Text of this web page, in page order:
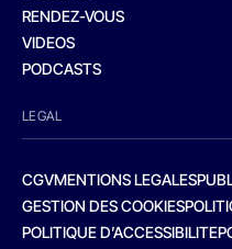
RENDEZ-VOUS
VIDEOS
PODCASTS
LEGAL
CGVMENTIONS LEGALES
GESTION DES COOKIES
POLITIQUE D’ACCESSIBILITE